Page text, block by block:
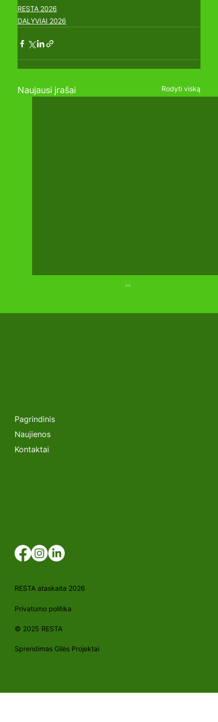
RESTA 2026
DALYVIAI 2026
Naujausi įrašai Rodyti viską
toliau?”
Pagrindinis
Naujienos
Kontaktai
RESTA ataskaita 2026
Privatumo politika
© 2025 RESTA
Sprendimas Gilės Projektai